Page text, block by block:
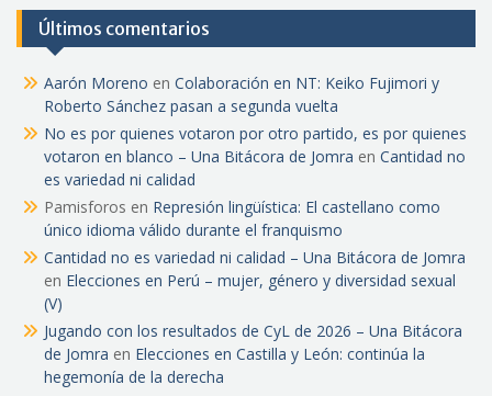
Últimos comentarios
Aarón Moreno en Colaboración en NT: Keiko Fujimori y
Roberto Sánchez pasan a segunda vuelta
No es por quienes votaron por otro partido, es por quienes
votaron en blanco – Una Bitácora de Jomra en Cantidad no
es variedad ni calidad
Pamisforos en Represión lingüística: El castellano como
único idioma válido durante el franquismo
Cantidad no es variedad ni calidad – Una Bitácora de Jomra
en Elecciones en Perú – mujer, género y diversidad sexual
(V)
Jugando con los resultados de CyL de 2026 – Una Bitácora
de Jomra en Elecciones en Castilla y León: continúa la
hegemonía de la derecha